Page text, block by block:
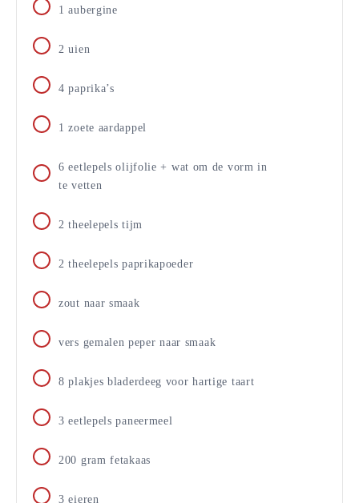
1 aubergine
2 uien
4 paprika’s
1 zoete aardappel
6 eetlepels olijfolie + wat om de vorm in
te vetten
2 theelepels tijm
2 theelepels paprikapoeder
zout naar smaak
vers gemalen peper naar smaak
8 plakjes bladerdeeg voor hartige taart
3 eetlepels paneermeel
200 gram fetakaas
3 eieren